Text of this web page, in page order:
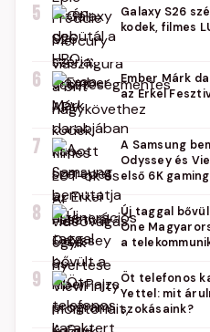
5
Galaxy S26
kodek, filmes
6
Ember Márk
az Erkel
7
A Samsung
Odyssey és
első 6K
8
Új taggal
One
a
9
Öt telefonos
Yettel: mit
szokásaink?